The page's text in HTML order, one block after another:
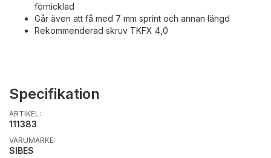
förnicklad
Går även att få med 7 mm sprint och annan längd
Rekommenderad skruv TKFX 4,0
Specifikation
ARTIKEL:
111383
VARUMÄRKE:
SIBES